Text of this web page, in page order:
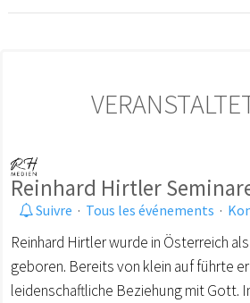
Reinhard Hirtler
Suivre · Tous les événements ·
Reinhard Hirtler wurde in Österreich
geboren. Bereits von klein auf führte
leidenschaftliche Beziehung mit Gott.